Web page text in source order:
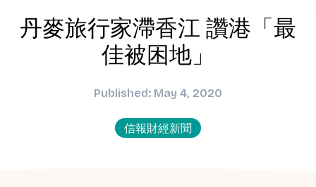
丹麥旅行家滯香江 讚港「最
佳被困地」
Published: May 4, 2020
信報財經新聞